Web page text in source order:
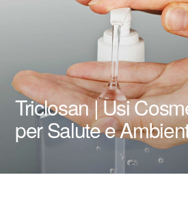
Triclosan | Usi
per Salute e